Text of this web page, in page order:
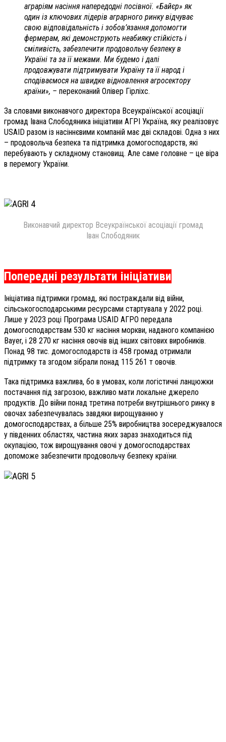
аграріям насіння напередодні посівної. «Байєр» як
один із ключових лідерів аграрного ринку відчуває
свою відповідальність і зобов’язання допомогти
фермерам, які демонструють неабияку стійкість і
сміливість, забезпечити продовольчу безпеку в
Україні та за її межами. Ми будемо і далі
продовжувати підтримувати Україну та її народ і
сподіваємося на швидке відновлення агросектору
країни», – переконаний Олівер Гірліхс.
За словами виконавчого директора Всеукраїнської асоціації
громад Івана Слободяника ініціативи АГРІ Україна, яку реалізовує
USAID разом із насіннєвими компаній має дві складові. Одна з них
– продовольча безпека та підтримка домогосподарств, які
перебувають у складному становищ. Але саме головне – це віра
в перемогу України.
Виконавчий директор Всеукраїнської асоціації громад
Іван Слободяник
Попередні результати ініціативи
Ініціатива підтримки громад, які постраждали від війни,
сільськогосподарськими ресурсами стартувала у 2022 році.
Лише у 2023 році Програма USAID АГРО передала
домогосподарствам 530 кг насіння моркви, наданого компанією
Bayer, і 28 270 кг насіння овочів від інших світових виробників.
Понад 98 тис. домогосподарств із 458 громад отримали
підтримку та згодом зібрали понад 115 261 т овочів.
Така підтримка важлива, бо в умовах, коли логістичні ланцюжки
постачання під загрозою, важливо мати локальне джерело
продуктів. До війни понад третина потреби внутрішнього ринку в
овочах забезпечувалась завдяки вирощуванню у
домогосподарствах, а більше 25% виробництва зосереджувалося
у південних областях, частина яких зараз знаходиться під
окупацією, тож вирощування овочі у домогосподарствах
допоможе забезпечити продовольчу безпеку країни.